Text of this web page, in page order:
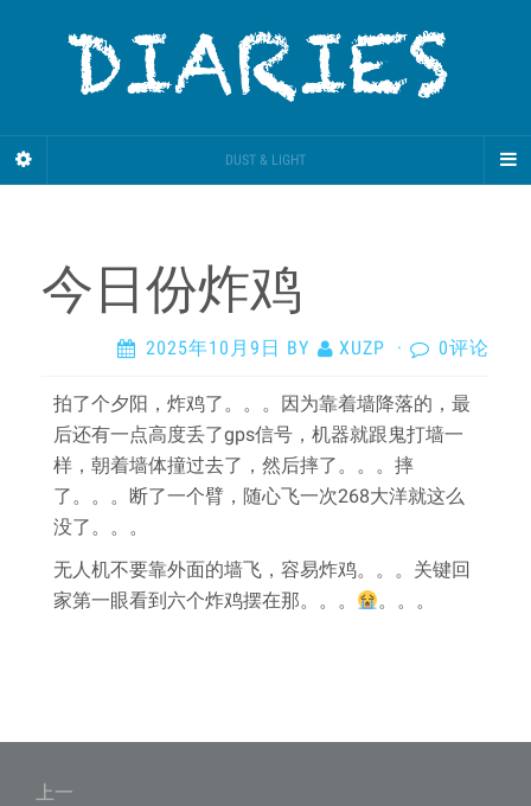
DUST & LIGHT
今日份炸鸡
2025年10月9日 BY XUZP · 0评论
拍了个夕阳，炸鸡了。。。因为靠着墙降落的，最
后还有一点高度丢了gps信号，机器就跟鬼打墙一
样，朝着墙体撞过去了，然后摔了。。。摔
了。。。断了一个臂，随心飞一次268大洋就这么
没了。。。
无人机不要靠外面的墙飞，容易炸鸡。。。关键回
家第一眼看到六个炸鸡摆在那。。。
。。。
上一